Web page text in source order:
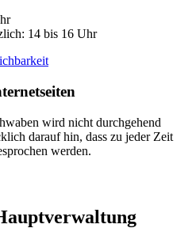
14 bis 16 Uhr
wird nicht durchgehend
darauf hin, dass zu jeder Zeit
werden.